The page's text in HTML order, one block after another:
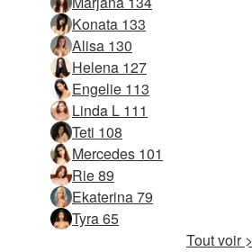
Konata 133
Alisa 130
Helena 127
Engelie 113
Linda L 111
Teti 108
Mercedes 101
Rie 89
Ekaterina 79
Tyra 65
Tout voir >